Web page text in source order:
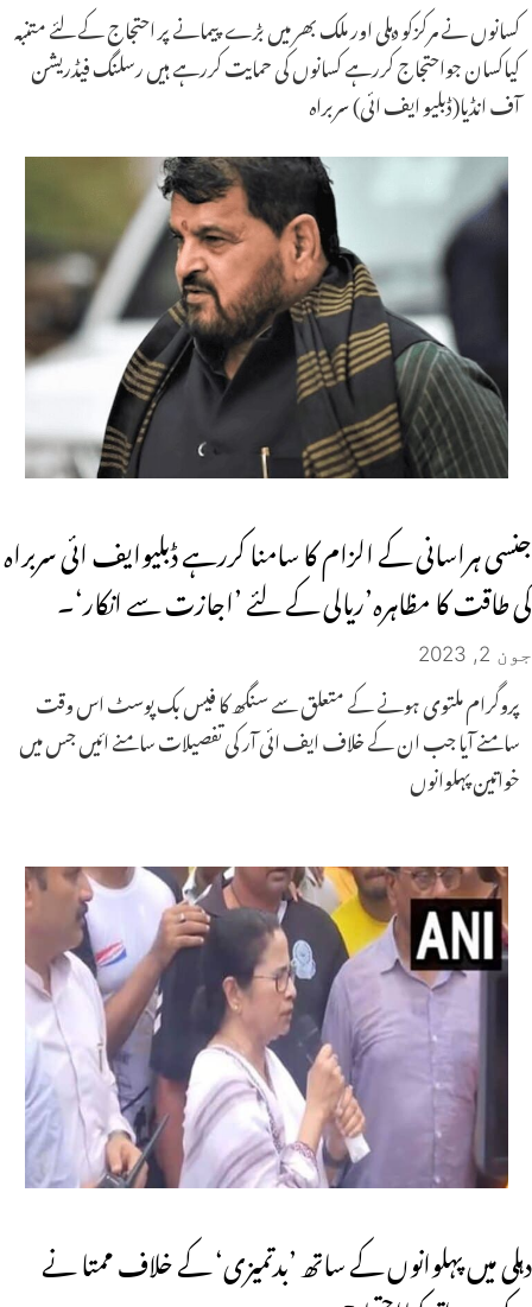
کسانوں نے مرکزکو دہلی اور ملک بھر میں بڑے پیمانے پر احتجاج کے لئے متنبہ
کیاکسان جواحتجاج کررہے کسانوں کی حمایت کررہے ہیں رسلنگ فیڈریشن
آف انڈیا(ڈبلیو ایف ائی) سربراہ
جنسی ہراسانی کے الزام کا سامنا کررہے ڈبلیوایف ائی سربراہ
کی طاقت کا مظاہرہ’ریالی کے لئے ’اجازت سے انکار‘۔
جون 2, 2023
پروگرام ملتوی ہونے کے متعلق سے سنگھ کا فیس بک پوسٹ اس وقت
سامنے آیا جب ان کے خلاف ایف ائی آر کی تفصیلات سامنے ائیں جس میں
خواتین پہلوانوں
دہلی میں پہلوانوں کے ساتھ ’بدتمیزی‘ کے خلاف ممتا نے